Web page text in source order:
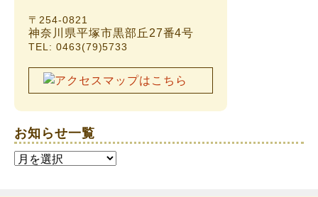
〒254-0821
神奈川県平塚市黒部丘27番4号
TEL: 0463(79)5733
お知らせ一覧
お